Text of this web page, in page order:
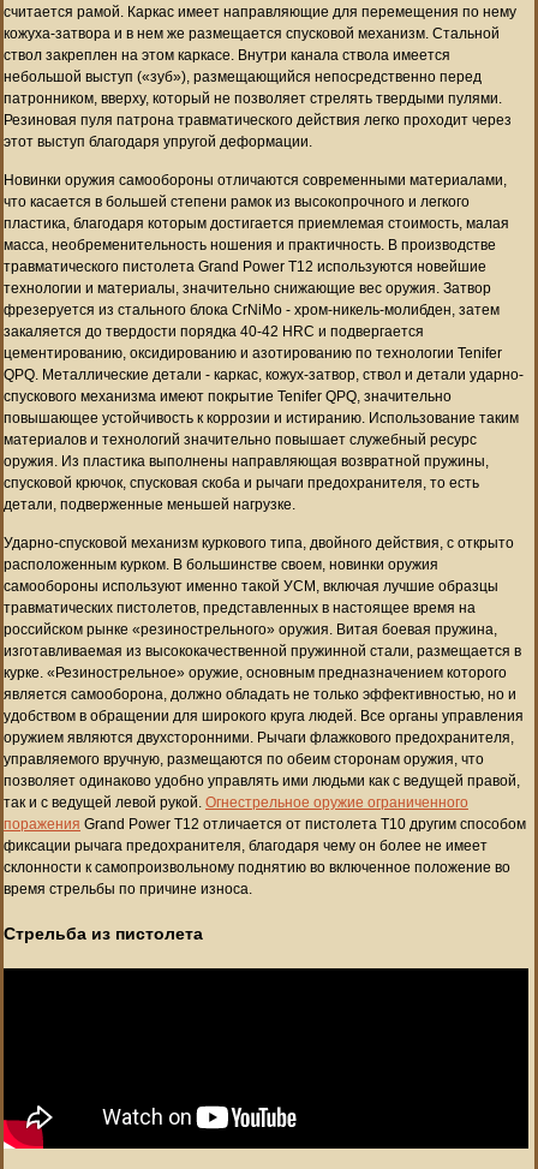
считается рамой. Каркас имеет направляющие для перемещения по нему
кожуха-затвора и в нем же размещается спусковой механизм. Стальной
ствол закреплен на этом каркасе. Внутри канала ствола имеется
небольшой выступ («зуб»), размещающийся непосредственно перед
патронником, вверху, который не позволяет стрелять твердыми пулями.
Резиновая пуля патрона травматического действия легко проходит через
этот выступ благодаря упругой деформации.
Новинки оружия самообороны отличаются современными материалами,
что касается в большей степени рамок из высокопрочного и легкого
пластика, благодаря которым достигается приемлемая стоимость, малая
масса, необременительность ношения и практичность. В производстве
травматического пистолета Grand Power T12 используются новейшие
технологии и материалы, значительно снижающие вес оружия. Затвор
фрезеруется из стального блока CrNiMo - хром-никель-молибден, затем
закаляется до твердости порядка 40-42 HRC и подвергается
цементированию, оксидированию и азотированию по технологии Tenifer
QPQ. Металлические детали - каркас, кожух-затвор, ствол и детали ударно-
спускового механизма имеют покрытие Tenifer QPQ, значительно
повышающее устойчивость к коррозии и истиранию. Использование таким
материалов и технологий значительно повышает служебный ресурс
оружия. Из пластика выполнены направляющая возвратной пружины,
спусковой крючок, спусковая скоба и рычаги предохранителя, то есть
детали, подверженные меньшей нагрузке.
Ударно-спусковой механизм куркового типа, двойного действия, с открыто
расположенным курком. В большинстве своем, новинки оружия
самообороны используют именно такой УСМ, включая лучшие образцы
травматических пистолетов, представленных в настоящее время на
российском рынке «резинострельного» оружия. Витая боевая пружина,
изготавливаемая из высококачественной пружинной стали, размещается в
курке. «Резинострельное» оружие, основным предназначением которого
является самооборона, должно обладать не только эффективностью, но и
удобством в обращении для широкого круга людей. Все органы управления
оружием являются двухсторонними. Рычаги флажкового предохранителя,
управляемого вручную, размещаются по обеим сторонам оружия, что
позволяет одинаково удобно управлять ими людьми как с ведущей правой,
так и с ведущей левой рукой. Огнестрельное оружие ограниченного
поражения Grand Power T12 отличается от пистолета T10 другим способом
фиксации рычага предохранителя, благодаря чему он более не имеет
склонности к самопроизвольному поднятию во включенное положение во
время стрельбы по причине износа.
Стрельба из пистолета